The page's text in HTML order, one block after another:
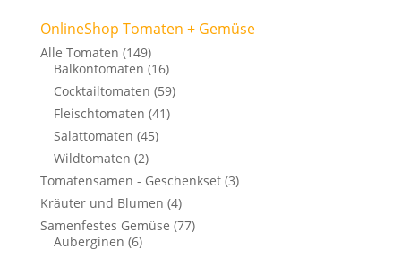
OnlineShop Tomaten + Gemüse
Alle Tomaten (149)
Balkontomaten (16)
Cocktailtomaten (59)
Fleischtomaten (41)
Salattomaten (45)
Wildtomaten (2)
Tomatensamen - Geschenkset (3)
Kräuter und Blumen (4)
Samenfestes Gemüse (77)
Auberginen (6)